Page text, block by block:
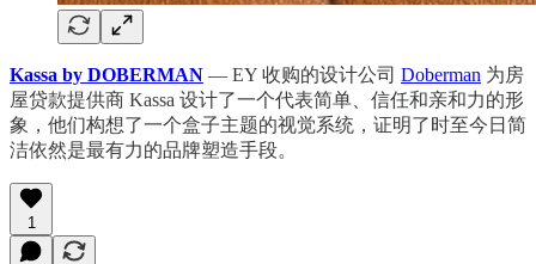
Kassa by DOBERMAN — EY 收购的设计公司 Doberman 为房
屋贷款提供商 Kassa 设计了一个代表简单、信任和亲和力的形
象，他们构想了一个盒子主题的视觉系统，证明了时至今日简
洁依然是最有力的品牌塑造手段。
1